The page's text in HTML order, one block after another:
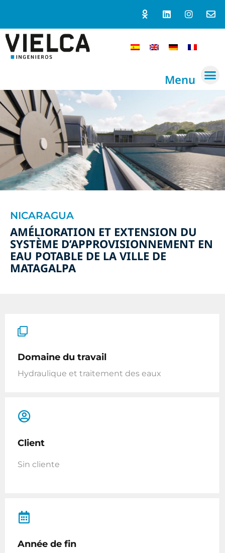
Menu
NICARAGUA
AMÉLIORATION ET EXTENSION DU
SYSTÈME D’APPROVISIONNEMENT EN
EAU POTABLE DE LA VILLE DE
MATAGALPA
Domaine du travail
Hydraulique et traitement des eaux
Client
Sin cliente
Année de fin